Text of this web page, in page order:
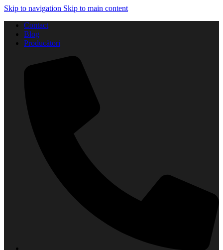
Skip to navigation Skip to main content
Contact
Blog
Producători